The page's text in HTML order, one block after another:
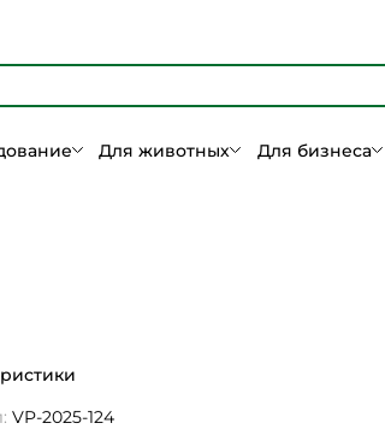
Для животных Для бизнеса
VP-2025-124